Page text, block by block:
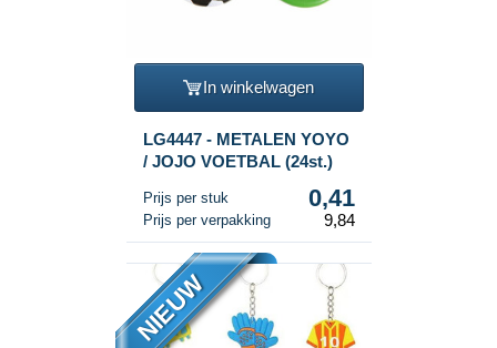
In winkelwagen
LG4447 - METALEN YOYO
/ JOJO VOETBAL (24st.)
Prijs per stuk 0,41
Prijs per verpakking 9,84
NIEUW